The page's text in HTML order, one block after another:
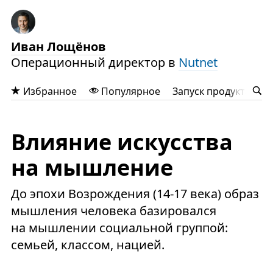
Иван Лощёнов
Операционный директор в Nutnet
Избранное Популярное Запуск продукта
Влияние искусства
на мышление
До эпохи Возрождения (14-17 века) образ
мышления человека базировался
на мышлении социальной группой:
семьей, классом, нацией.